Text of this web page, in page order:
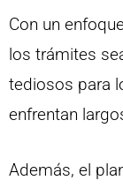
Con un
los trámites
tediosos para
enfrentan
Además, el